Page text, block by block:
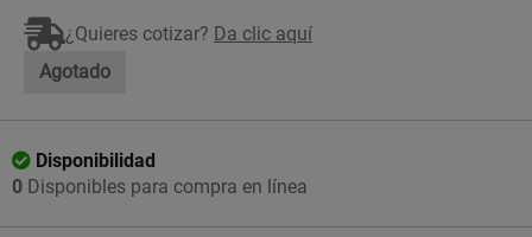
¿Quieres cotizar? Da clic aquí
Agotado
Disponibilidad
0 Disponibles para compra en línea